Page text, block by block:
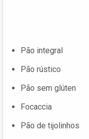
Pão integral
Pão rústico
Pão sem glúten
Focaccia
Pão de tijolinhos